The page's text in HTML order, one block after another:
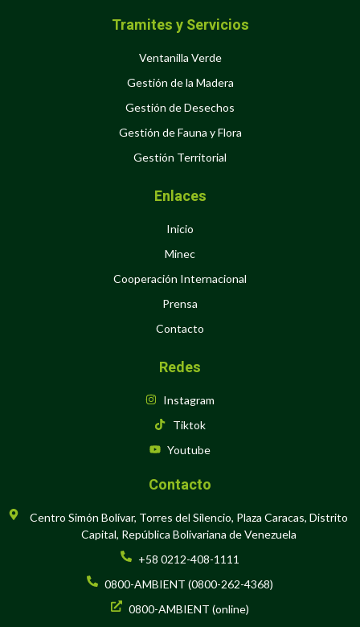
Tramites y Servicios
Ventanilla Verde
Gestión de la Madera
Gestión de Desechos
Gestión de Fauna y Flora
Gestión Territorial
Enlaces
Inicio
Minec
Cooperación Internacional
Prensa
Contacto
Redes
Instagram
Tiktok
Youtube
Contacto
Centro Simón Bolívar, Torres del Silencio, Plaza Caracas, Distrito
Capital, República Bolivariana de Venezuela
+58 0212-408-1111
0800-AMBIENT (0800-262-4368)
0800-AMBIENT (online)